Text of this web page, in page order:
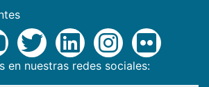
en nuestras redes sociales: